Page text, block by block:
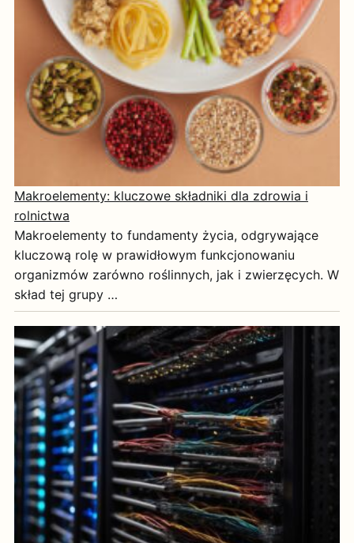
Makroelementy: kluczowe składniki dla zdrowia i
rolnictwa
Makroelementy to fundamenty życia, odgrywające
kluczową rolę w prawidłowym funkcjonowaniu
organizmów zarówno roślinnych, jak i zwierzęcych. W
skład tej grupy …